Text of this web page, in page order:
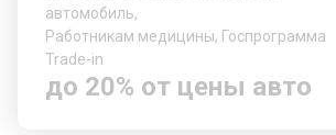
автомобиль,
Работникам медицины, Госпрограмма
Trade-in
до 20% от цены авто